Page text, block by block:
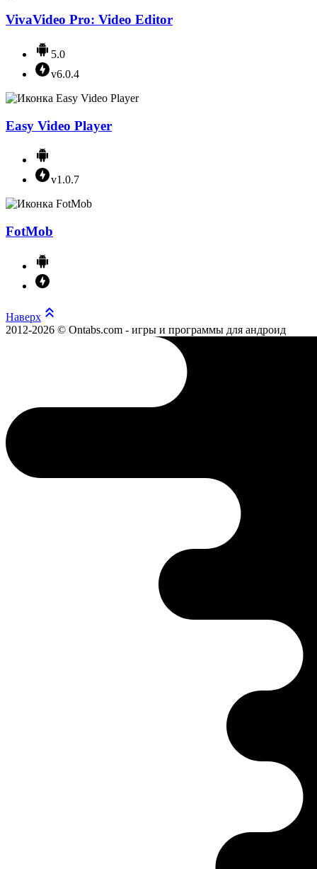
VivaVideo Pro: Video Editor
5.0
v6.0.4
Easy Video Player
v1.0.7
FotMob
Наверх
2012-2026 © Ontabs.com - игры и программы для андроид